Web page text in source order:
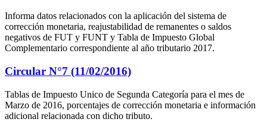
Informa datos relacionados con la aplicación del sistema de
corrección monetaria, reajustabilidad de remanentes o saldos
negativos de FUT y FUNT y Tabla de Impuesto Global
Complementario correspondiente al año tributario 2017.
Circular N°7 (11/02/2016)
Tablas de Impuesto Unico de Segunda Categoría para el mes de
Marzo de 2016, porcentajes de corrección monetaria e información
adicional relacionada con dicho tributo.